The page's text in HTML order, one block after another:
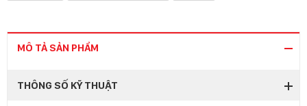
MÔ TẢ SẢN PHẨM
THÔNG SỐ KỸ THUẬT